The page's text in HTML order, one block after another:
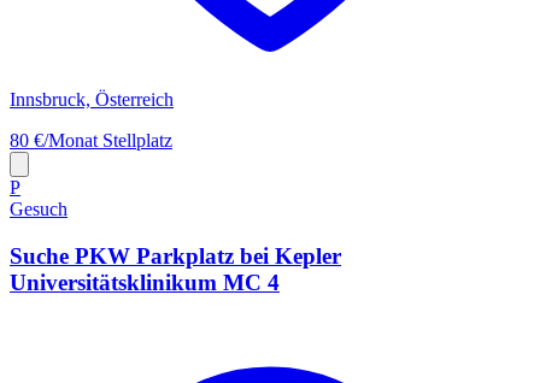
Innsbruck, Österreich
80 €/Monat Stellplatz
P
Gesuch
Suche PKW Parkplatz bei Kepler
Universitätsklinikum MC 4